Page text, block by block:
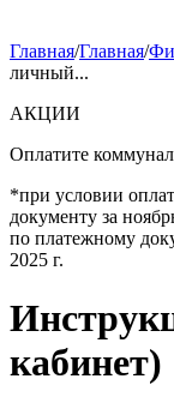
Главная/Главная/
личный...
АКЦИИ
Оплатите
*при условии
документу за
по платежному
2025 г.
кабинет)